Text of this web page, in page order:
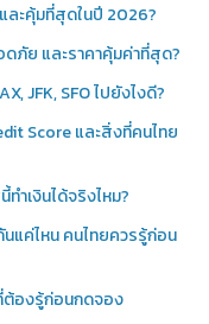
ละคุ้มที่สุดในปี 2026?
ดภัย และราคาคุ้มค่าที่สุด?
JFK, SFO ไปยังไงดี?
Score และสิ่งที่คนไทย
ำเงินได้จริงไหม?
นแค่ไหน คนไทยควรรู้ก่อน
ที่ต้องรู้ก่อนกดจอง